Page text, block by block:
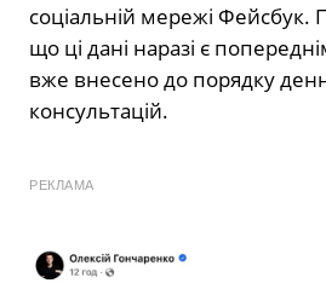
соціальній мережі Фейсбук.
що ці дані наразі є
вже внесено до порядку
консультацій.
РЕКЛАМА